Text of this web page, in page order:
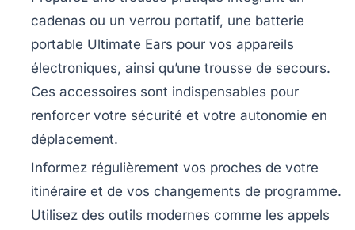
cadenas ou un verrou portatif, une batterie
portable Ultimate Ears pour vos appareils
électroniques, ainsi qu’une trousse de secours.
Ces accessoires sont indispensables pour
renforcer votre sécurité et votre autonomie en
déplacement.
Informez régulièrement vos proches de votre
itinéraire et de vos changements de programme.
Utilisez des outils modernes comme les appels